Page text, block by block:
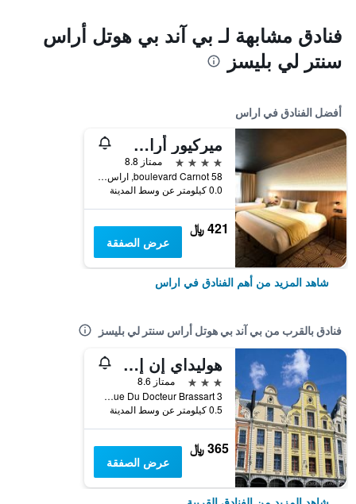
فنادق مشابهة لـ بي آند بي هوتل أراس
سنتر لي بليسز
أفضل الفنادق في اراس
ميركيور أراس سنتر جار
4 نجوم
ممتاز 8.8
58 boulevard Carnot, اراس, إقليم- با-دو-كاليه, فرنسا
0.0 كيلومتر عن وسط المدينة
421 ﷼
عرض الصفقة
شاهد المزيد من أهم الفنادق في اراس
فنادق بالقرب من بي آند بي هوتل أراس سنتر لي بليسز
هوليداي إن إكسبرس أراس باي آيتش جي
3 نجوم
ممتاز 8.6
3 Rue Du Docteur Brassart, اراس, إقليم- با-دو-كاليه, فرنسا
0.5 كيلومتر عن وسط المدينة
365 ﷼
عرض الصفقة